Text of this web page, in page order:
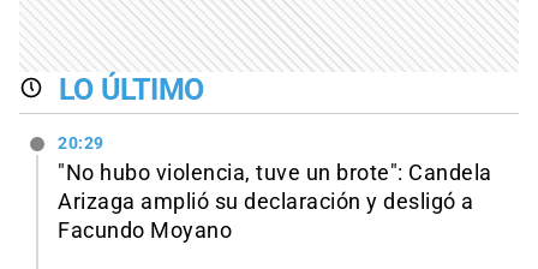
LO ÚLTIMO
20:29
"No hubo violencia, tuve un brote": Candela
Arizaga amplió su declaración y desligó a
Facundo Moyano